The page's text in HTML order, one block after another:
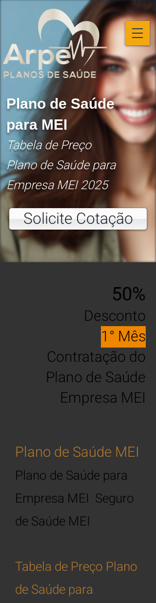
Plano de Saúde
para MEI
Tabela de Preço
Plano de Saúde para
Empresa MEI 2025
Solicite Cotação
50%
Desconto
1° Mês
Contratação do
Plano de Saúde
Empresa MEI
Plano de Saúde MEI
Plano de Saúde para
Empresa MEI Seguro
de Saúde MEI
Tabela de Preço Plano
de Saúde para